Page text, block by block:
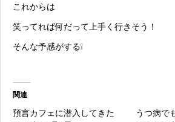
これからは
笑ってれば何だって上手く行きそう！
そんな予感がする❕
関連
預言カフェに潜入してきた
うつ病で